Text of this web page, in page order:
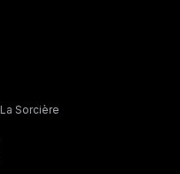
La Sorcière